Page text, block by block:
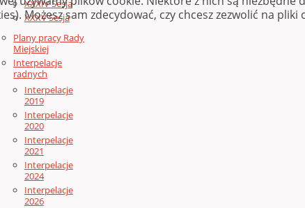
XXXIV Sesja
XXXV Sesja
Plany pracy Rady
Miejskiej
Interpelacje
radnych
Interpelacje
2019
Interpelacje
2020
Interpelacje
2021
Interpelacje
2024
Interpelacje
2026
Możesz sam zdecydować, czy chcesz zezwolić na